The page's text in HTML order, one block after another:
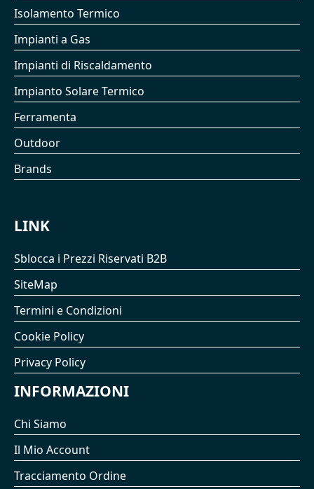
Isolamento Termico
Impianti a Gas
Impianti di Riscaldamento
Impianto Solare Termico
Ferramenta
Outdoor
Brands
LINK
Sblocca i Prezzi Riservati B2B
SiteMap
Termini e Condizioni
Cookie Policy
Privacy Policy
INFORMAZIONI
Chi Siamo
Il Mio Account
Tracciamento Ordine